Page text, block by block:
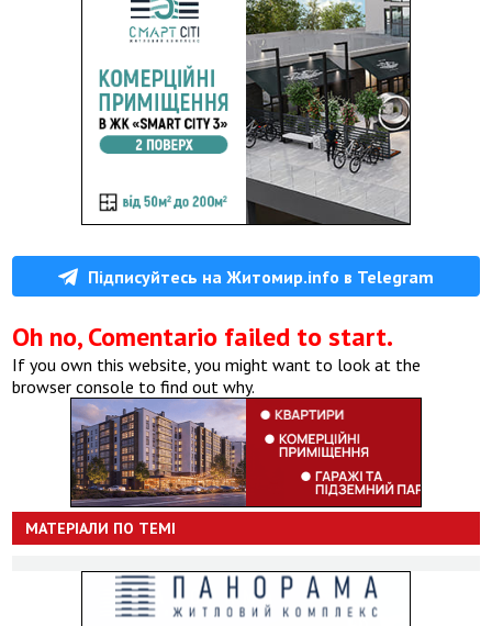
Підписуйтесь на Житомир.info в Telegram
Oh no, Comentario failed to start.
If you own this website, you might want to look at the
browser console to find out why.
МАТЕРІАЛИ ПО ТЕМІ